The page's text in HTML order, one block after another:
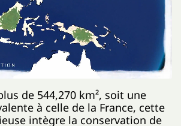
de 544,270 km², soit une
à celle de la France, cette
intègre la conservation de